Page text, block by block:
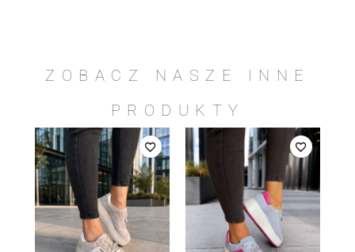
ZOBACZ NASZE INNE
PRODUKTY